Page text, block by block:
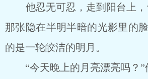
他忍无可忍，走到阳台上，
那张隐在半明半暗的光影里的
的是一轮皎洁的明月。
“今天晚上的月亮漂亮吗？”